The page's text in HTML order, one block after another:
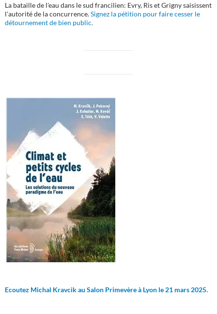
La bataille de l'eau dans le sud francilien: Evry, Ris et Grigny saisissent
l'autorité de la concurrence.Signez la pétition pour faire cesser le
détournement de bien public.
Ecoutez Michal Kravcik au Salon Primevère à Lyon le 21 mars 2025.